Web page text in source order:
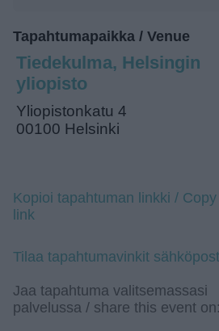
Tapahtumapaikka / Venue
Tiedekulma, Helsingin
yliopisto
Yliopistonkatu 4
00100 Helsinki
Kopioi tapahtuman linkki /
link
Tilaa tapahtumavinkit
Jaa tapahtuma valitsemassasi
palvelussa / share this event on: